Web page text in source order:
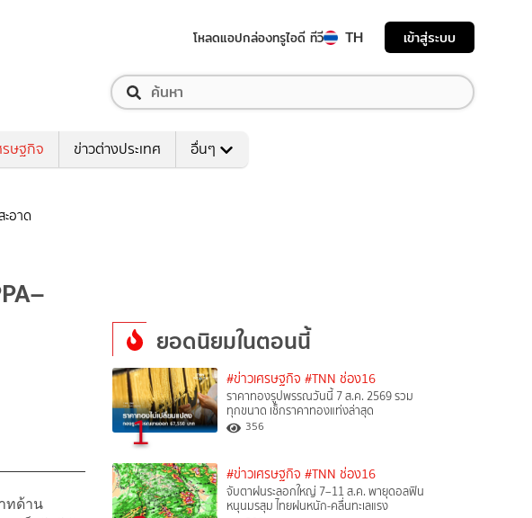
โหลดแอปกล่องทรูไอดี ทีวี TH เข้าสู่ระบบ
รษฐกิจ ข่าวต่างประเทศ อื่นๆ
อาด
ทด้าน
ยอดนิยมในตอนนี้
1
#ข่าวเศรษฐกิจ #TNN ช่อง16
ราคาทองรูปพรรณวันนี้ 7 ส.ค. 2569 รวม
ทุกขนาด เช็กราคาทองแท่งล่าสุด
356
#ข่าวเศรษฐกิจ #TNN ช่อง16
จับตาฝนระลอกใหญ่ 7–11 ส.ค. พายุดอลฟิน
หนุนมรสุม ไทยฝนหนัก-คลื่นทะเลแรง